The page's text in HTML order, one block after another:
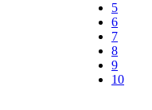
5
6
7
8
9
10